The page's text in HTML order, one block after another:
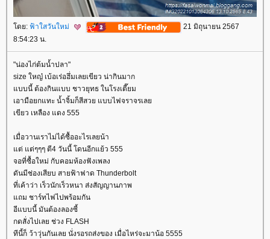
ดย: ฟ้าใสวันใหม่
21 มิถุนายน 2567
8:54:23 น.
"น่องไก่ต้มน้ำปลา"
size ใหญ๋ เบ้อเร่อฮึ่มเลยเขียว น่ากินมาก
บบนี้ ต้องกินแบบ ชาวยุทธ ในโรงเตี๊ยม
เอามือยกแทะ น้ำจิ้มก็สีสวย แบบไฟจราจรเล
เขียว เหลือง แดง 555
เมื่อวานเราไม่ได้ซื้ออะไรเลยน้า
ต่ แต่ๆๆๆ ตี4 วันนี้ โดนอีกแย้ว 555
จอที่ซื้อใหม่ กับคอมห้องฟังเพลง
ดันมีช่องเสียบ สายฟ้าฟาด Thunderbolt
ที่เค้าว่า เร็วนักเร็วหนา ส่งสัญญานภาพ
ถม ชาร์ทไฟไปพร้อมกัน
อีแบบนี้ มันต้องลองซี้
กดสั่งไปเลย ช่วง FLASH
ทีนี้ก็ ว้าวุ่นกันเลย นั่งรอรถส่งของ เมื่อไหร่จะมาน้อ 5555